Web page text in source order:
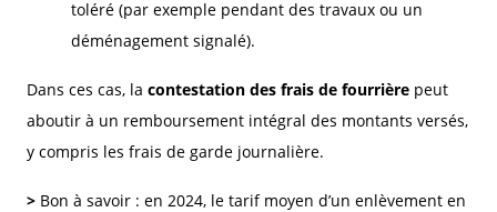
toléré (par exemple pendant des travaux ou un
déménagement signalé).
Dans ces cas, la contestation des frais de fourrière peut
aboutir à un remboursement intégral des montants versés,
y compris les frais de garde journalière.
> Bon à savoir : en 2024, le tarif moyen d’un enlèvement en